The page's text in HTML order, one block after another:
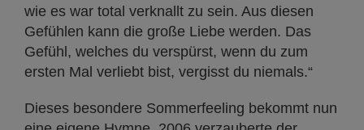
wie es war total verknallt zu sein. Aus diesen
Gefühlen kann die große Liebe werden. Das
Gefühl, welches du verspürst, wenn du zum
ersten Mal verliebt bist, vergisst du niemals.“
Dieses besondere Sommerfeeling bekommt nun